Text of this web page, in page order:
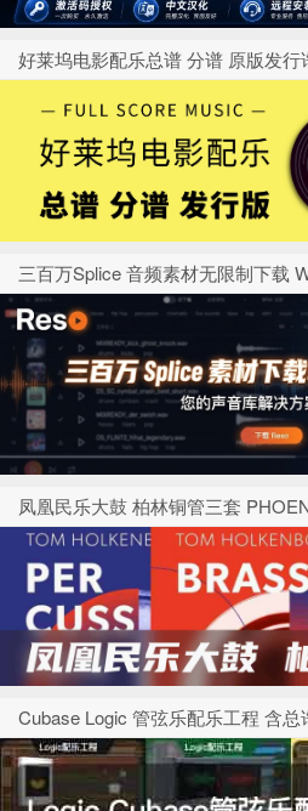
好莱坞电影配乐总谱 分谱 原版发行
三百万Splice 音频素材无限制下载
凤凰民乐大鼓 柏林铜管三套
Cubase Logic 管弦乐配乐工程 含总